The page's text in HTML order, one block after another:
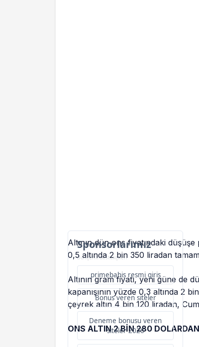
Sponsorlarımız
Bu içerik destekçileri
primebahis resmi giris
Bonus veren siteler
Deneme bonusu veren
siteler 2026
Altının dün ons fiyatındaki
0,5 altında 2 bin 350 liradan
Altının gram fiyatı, yeni güne de
kapanışının yüzde 0,3 altında 2
çeyrek altın 4 bin 120 liradan,
ONS ALTIN 2 BİN 280